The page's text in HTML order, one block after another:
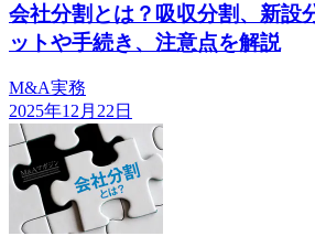
会社分割とは？吸収分割、新設
ットや手続き、注意点を解説
M&A実務
2025年12月22日